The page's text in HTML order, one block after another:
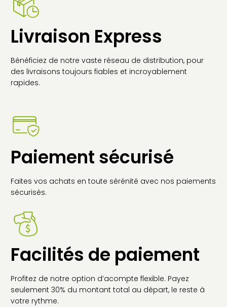
Livraison Express
Bénéficiez de notre vaste réseau de distribution, pour
des livraisons toujours fiables et incroyablement
rapides.
Paiement sécurisé
Faites vos achats en toute sérénité avec nos paiements
sécurisés.
Facilités de paiement
Profitez de notre option d’acompte flexible. Payez
seulement 30% du montant total au départ, le reste à
votre rythme.